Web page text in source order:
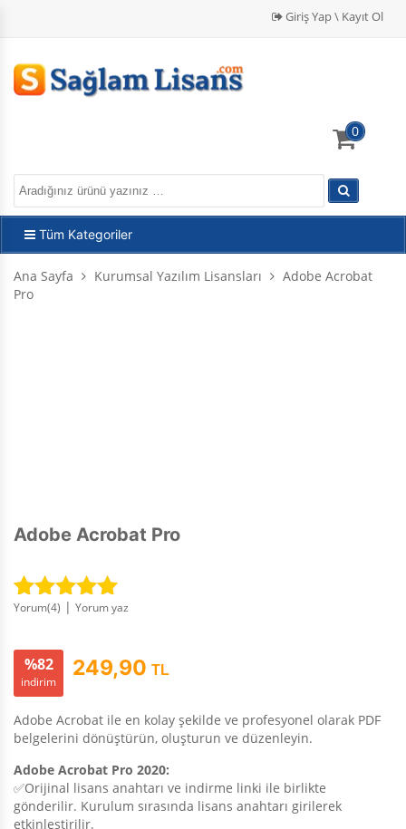
Giriş Yap \ Kayıt Ol
0
Tüm Kategoriler
Ana Sayfa Kurumsal Yazılım Lisansları
Adobe Acrobat
Pro
Adobe Acrobat Pro
4
müşteri
dayanarak 5
üzerinden
5.00puan
aldı
Yorum(4) | Yorum yaz
%82
indirim
249,90 TL
Adobe Acrobat ile en kolay şekilde ve profesyonel olarak PDF
belgelerini dönüştürün, oluşturun ve düzenleyin.
Adobe Acrobat Pro 2020:
✅Orijinal lisans anahtarı ve indirme linki ile birlikte
gönderilir. Kurulum sırasında lisans anahtarı girilerek
etkinleştirilir.